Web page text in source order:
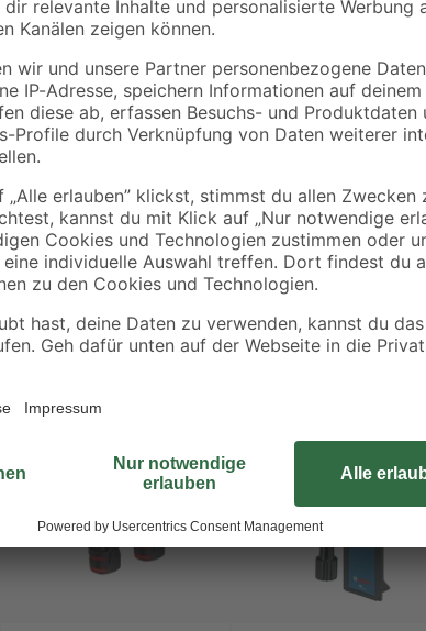
Anwenderschutz und eine lange
Thermoschutzfunktion, die
abschaltet, dabei läuft das
den Einsatz bei zahlreichen
Kabelschrumpfen. Das 1,4"-
hohen Bedienkomfort. Das
für mehr Anwenderschutz nach